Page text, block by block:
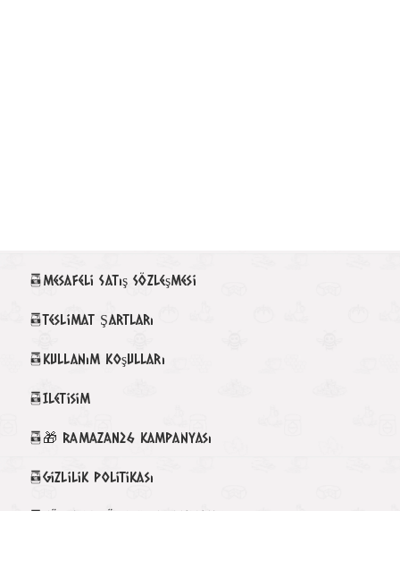
Mesafeli Satış Sözleşmesi
Teslimat Şartları
Kullanım Koşulları
Iletisim
🎁 RAMAZAN26 Kampanyası
Gizlilik Politikası
KÖY-DEN YÖRESEL HAKKIMIZDA